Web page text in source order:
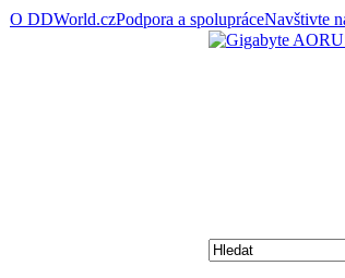
O DDWorld.czPodpora a spolupráceNavštivte